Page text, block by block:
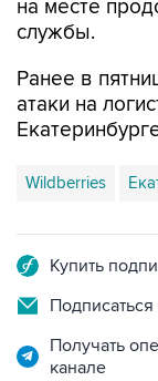
Ранее в
Wildberries
Подписаться
Получать